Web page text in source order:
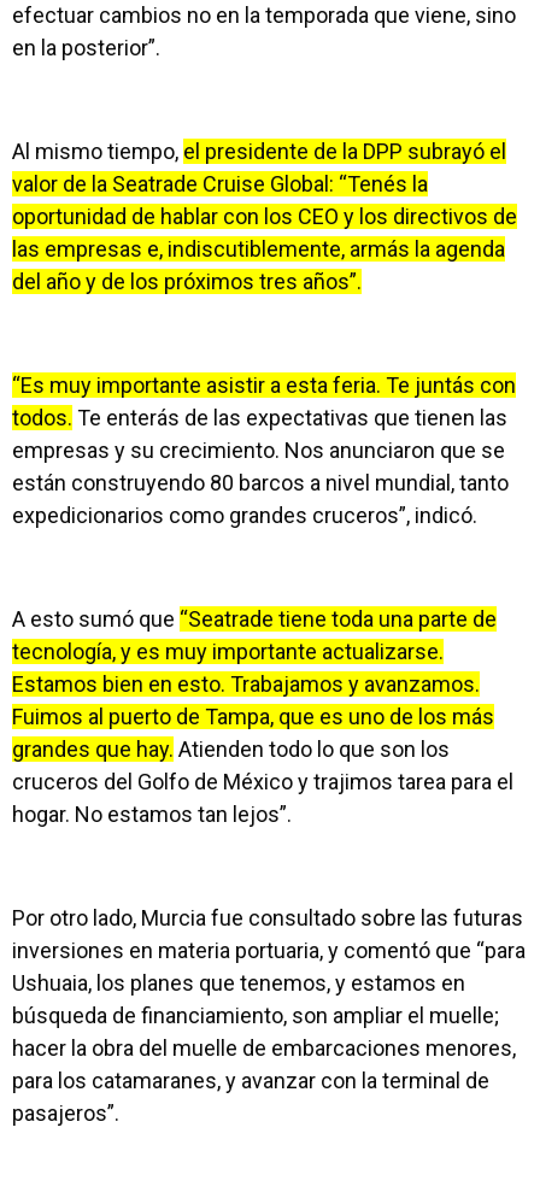
efectuar cambios no en la temporada que viene, sino
en la posterior”.
Al mismo tiempo, el presidente de la DPP subrayó el
valor de la Seatrade Cruise Global: “Tenés la
oportunidad de hablar con los CEO y los directivos de
las empresas e, indiscutiblemente, armás la agenda
del año y de los próximos tres años”.
“Es muy importante asistir a esta feria. Te juntás con
todos. Te enterás de las expectativas que tienen las
empresas y su crecimiento. Nos anunciaron que se
están construyendo 80 barcos a nivel mundial, tanto
expedicionarios como grandes cruceros”, indicó.
A esto sumó que “Seatrade tiene toda una parte de
tecnología, y es muy importante actualizarse.
Estamos bien en esto. Trabajamos y avanzamos.
Fuimos al puerto de Tampa, que es uno de los más
grandes que hay. Atienden todo lo que son los
cruceros del Golfo de México y trajimos tarea para el
hogar. No estamos tan lejos”.
Por otro lado, Murcia fue consultado sobre las futuras
inversiones en materia portuaria, y comentó que “para
Ushuaia, los planes que tenemos, y estamos en
búsqueda de financiamiento, son ampliar el muelle;
hacer la obra del muelle de embarcaciones menores,
para los catamaranes, y avanzar con la terminal de
pasajeros”.